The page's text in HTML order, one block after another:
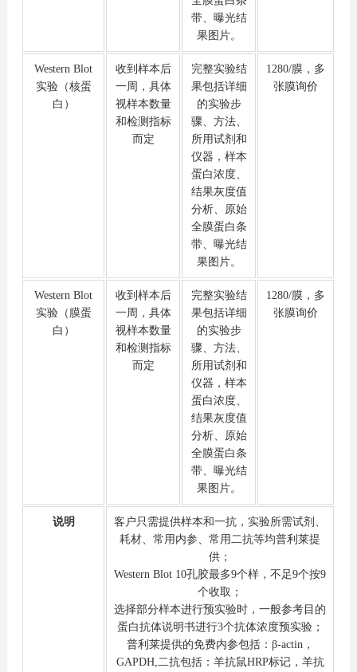
带、曝光结
果图片。
Western Blot
实验（核蛋
白）
收到样本后
一周，具体
视样本数量
和检测指标
而定
完整实验结
果包括详细
的实验步
骤、方法、
所用试剂和
仪器，样本
蛋白浓度、
结果灰度值
分析、原始
全膜蛋白条
带、曝光结
果图片。
1280/膜，多
张膜询价
Western Blot
实验（膜蛋
白）
收到样本后
一周，具体
视样本数量
和检测指标
而定
完整实验结
果包括详细
的实验步
骤、方法、
所用试剂和
仪器，样本
蛋白浓度、
结果灰度值
分析、原始
全膜蛋白条
带、曝光结
果图片。
1280/膜，多
张膜询价
说明
客户只需提供样本和一抗，实验所需试剂、
耗材、常用内参、常用二抗等均普利莱提
供；
Western Blot 10孔胶最多9个样，不足9个按9
个收取；
选择部分样本进行预实验时，一般参考目的
蛋白抗体说明书进行3个抗体浓度预实验；
普利莱提供的免费内参包括：β-actin，
GAPDH,二抗包括：羊抗鼠HRP标记，羊抗